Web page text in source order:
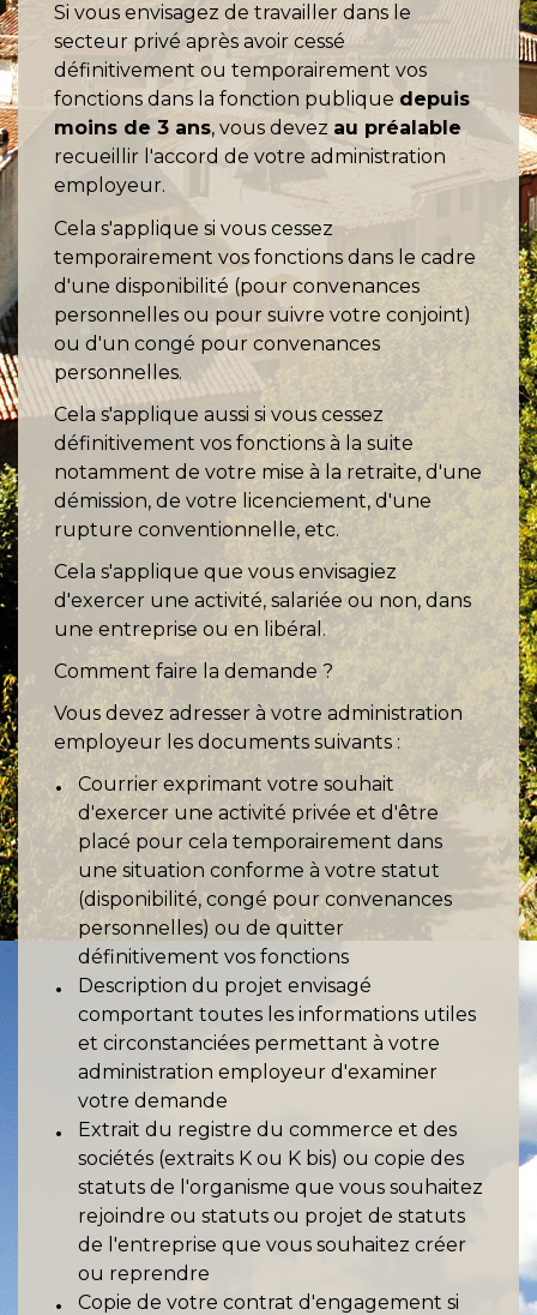
Si vous envisagez de travailler dans le
secteur privé après avoir cessé
définitivement ou temporairement vos
fonctions dans la fonction publique depuis
moins de 3 ans, vous devez au préalable
recueillir l'accord de votre administration
employeur.
Cela s'applique si vous cessez
temporairement vos fonctions dans le cadre
d'une disponibilité (pour convenances
personnelles ou pour suivre votre conjoint)
ou d'un congé pour convenances
personnelles.
Cela s'applique aussi si vous cessez
définitivement vos fonctions à la suite
notamment de votre mise à la retraite, d'une
démission, de votre licenciement, d'une
rupture conventionnelle, etc.
Cela s'applique que vous envisagiez
d'exercer une activité, salariée ou non, dans
une entreprise ou en libéral.
Comment faire la demande ?
Vous devez adresser à votre administration
employeur les documents suivants :
Courrier exprimant votre souhait
d'exercer une activité privée et d'être
placé pour cela temporairement dans
une situation conforme à votre statut
(disponibilité, congé pour convenances
personnelles) ou de quitter
définitivement vos fonctions
Description du projet envisagé
comportant toutes les informations utiles
et circonstanciées permettant à votre
administration employeur d'examiner
votre demande
Extrait du registre du commerce et des
sociétés (extraits K ou K bis) ou copie des
statuts de l'organisme que vous souhaitez
rejoindre ou statuts ou projet de statuts
de l'entreprise que vous souhaitez créer
ou reprendre
Copie de votre contrat d'engagement si